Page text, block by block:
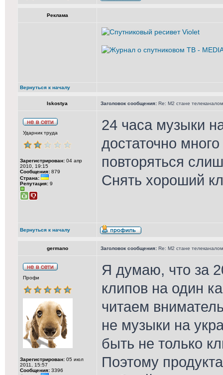
Реклама
Вернуться к началу
Iskostya Заголовок сообщения: Re: М2 стане телеканалом
Ударник труда
Зарегистрирован: 04 апр
2010, 19:15
Сообщения: 879
Страна:
Репутация: 9
24 часа музыки
достаточно
повторяться
Снять хороший
Вернуться к началу
germano Заголовок сообщения: Re: М2 стане телеканалом
Профи
Зарегистрирован: 05 июл
2011, 15:57
Сообщения: 3396
Я думаю, что за
клипов на один
читаем
не музыки на
быть не только
Поэтому